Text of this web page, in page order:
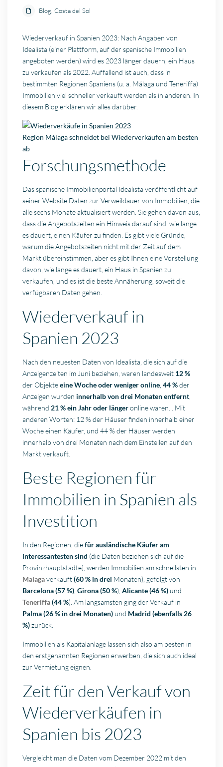
Blog,Costa del Sol
Wiederverkauf in Spanien 2023: Nach Angaben von
Idealista (einer Plattform, auf der spanische Immobilien
angeboten werden) wird es 2023 länger dauern, ein Haus
zu verkaufen als 2022. Auffallend ist auch, dass in
bestimmten Regionen Spaniens (u. a. Málaga und Teneriffa)
Immobilien viel schneller verkauft werden als in anderen. In
diesem Blog erklären wir alles darüber.
Region Málaga schneidet bei Wiederverkäufen am besten
ab
Forschungsmethode
Das spanische Immobilienportal Idealista veröffentlicht auf
seiner Website Daten zur Verweildauer von Immobilien, die
alle sechs Monate aktualisiert werden. Sie gehen davon aus,
dass die Angebotszeiten ein Hinweis darauf sind, wie lange
es dauert, einen Käufer zu finden. Es gibt viele Gründe,
warum die Angebotszeiten nicht mit der Zeit auf dem
Markt übereinstimmen, aber es gibt Ihnen eine Vorstellung
davon, wie lange es dauert, ein Haus in Spanien zu
verkaufen, und es ist die beste Annäherung, soweit die
verfügbaren Daten gehen.
Wiederverkauf in
Spanien 2023
Nach den neuesten Daten von Idealista, die sich auf die
Anzeigenzeiten im Juni beziehen, waren landesweit 12 %
der Objekteeine Woche oder weniger online ,44 %der
Anzeigen wurden innerhalb von drei Monaten entfernt
während 21 %ein Jahr oder längeronline waren. . Mit
anderen Worten: 12 % der Häuser finden innerhalb einer
Woche einen Käufer, und 44 % der Häuser werden
innerhalb von drei Monaten nach dem Einstellen auf den
Markt verkauft.
Beste Regionen für
Immobilien in Spanien als
Investition
In den Regionen, diefür ausländische Käufer am
interessantesten sind (die Daten beziehen sich auf die
Provinzhauptstädte), werden Immobilien am schnellsten in
Malagaverkauft(60 % in drei Monaten), gefolgt von
Barcelona (57 %) ,Girona (50 %),Alicante (46 %) und
Teneriffa(44 %). Am langsamsten ging der Verkauf in
Palma (26 % in drei Monaten) und Madrid (ebenfalls 26
%)zurück.
Immobilien als Kapitalanlage lassen sich also am besten in
den erstgenannten Regionen erwerben, die sich auch ideal
zur Vermietung eignen.
Zeit für den Verkauf von
Wiederverkäufen in
Spanien bis 2023
Vergleicht man die Daten vom Dezember 2022 mit den